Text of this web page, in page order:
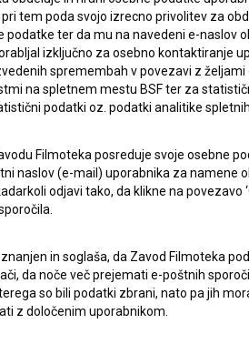
Jašarović –Cultural Trends in the
19.00 – Slovesna otvoritev
Vukčević – Principles of
AV1) 19.00 – Projekcija filmaVude, ti
pri tem poda svojo izrecno privolitev za
podatke ter da mu na navedeni e-naslov
izključno za osebno kontaktiranje
spremembah v povezavi z
na spletnem mestu BSF ter za
podatki oz. podatki analitike
Filmoteka posreduje svoje osebne
naslov (e-mail) uporabnika za namene
odjavi tako, da klikne na povezavo
in soglaša, da Zavod Filmoteka
da noče več prejemati e-poštnih
so bili podatki zbrani, nato pa jih
z določenim uporabnikom.